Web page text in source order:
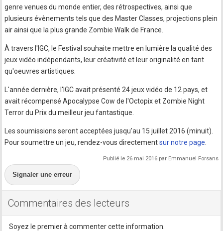
genre venues du monde entier, des rétrospectives, ainsi que
plusieurs évènements tels que des Master Classes, projections plein
air ainsi que la plus grande Zombie Walk de France.
À travers l'IGC, le Festival souhaite mettre en lumière la qualité des
jeux vidéo indépendants, leur créativité et leur originalité en tant
qu'oeuvres artistiques.
L'année dernière, l'IGC avait présenté 24 jeux vidéo de 12 pays, et
avait récompensé Apocalypse Cow de l'Octopix et Zombie Night
Terror du Prix du meilleur jeu fantastique.
Les soumissions seront acceptées jusqu'au 15 juillet 2016 (minuit).
Pour soumettre un jeu, rendez-vous directementsur notre page
Publié le 26 mai 2016 par Emmanuel Forsans
Signaler une erreur
Commentaires des lecteurs
Soyez le premier à commenter cette information.